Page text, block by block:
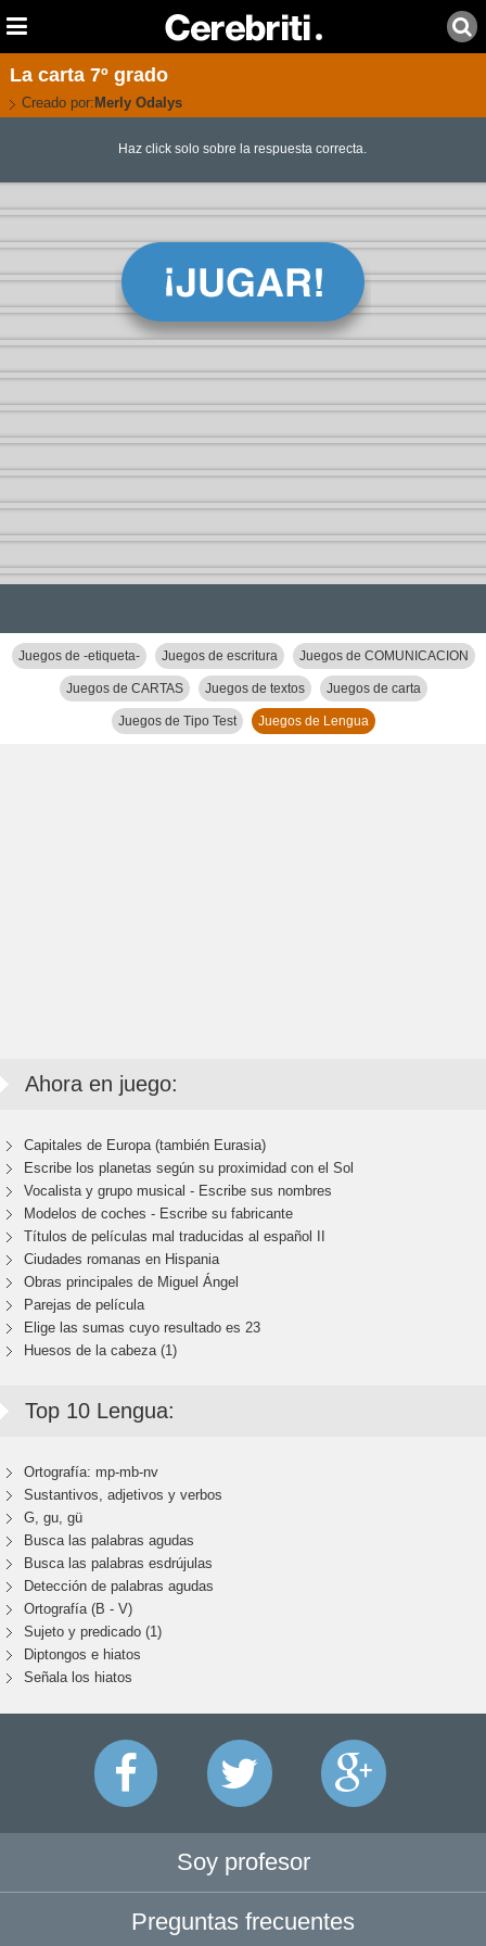
La carta 7º grado
Creado por: Merly Odalys
Haz click solo sobre la respuesta correcta.
Juegos de -etiqueta- Juegos de escritura Juegos de COMUNICACION
Juegos de CARTAS Juegos de textos Juegos de carta
Juegos de Tipo Test Juegos de Lengua
Ahora en juego:
Capitales de Europa (también Eurasia)
Escribe los planetas según su proximidad con el Sol
Vocalista y grupo musical - Escribe sus nombres
Modelos de coches - Escribe su fabricante
Títulos de películas mal traducidas al español II
Ciudades romanas en Hispania
Obras principales de Miguel Ángel
Parejas de película
Elige las sumas cuyo resultado es 23
Huesos de la cabeza (1)
Top 10 Lengua:
Ortografía: mp-mb-nv
Sustantivos, adjetivos y verbos
G, gu, gü
Busca las palabras agudas
Busca las palabras esdrújulas
Detección de palabras agudas
Ortografía (B - V)
Sujeto y predicado (1)
Diptongos e hiatos
Señala los hiatos
Soy profesor
Preguntas frecuentes